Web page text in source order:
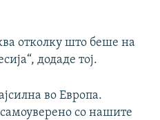
отколку што беше на
додаде тој.
во Европа.
со нашите